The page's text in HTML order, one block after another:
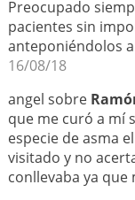
Preocupado
pacientes sin
anteponiéndolos
16/08/18
angel sobre
que me curó a mí
especie de asma
visitado y no
conllevaba ya que